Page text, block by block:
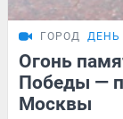
ГОРОД ДЕНЬ
Огонь
Победы —
Москвы